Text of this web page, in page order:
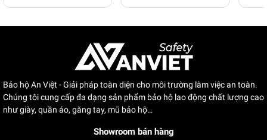
Bảo hộ An Việt - Giải pháp toàn diện cho môi trường làm việc an toàn.
Chúng tôi cung cấp đa dạng sản phẩm bảo hộ lao động chất lượng cao
như giày, quần áo, găng tay, mũ bảo hộ…
Showroom bán hàng